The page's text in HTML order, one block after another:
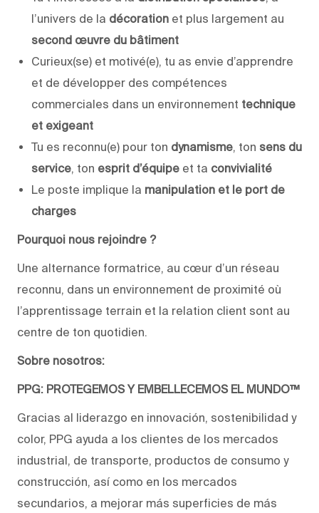
l’univers de la décoration et plus largement au
second œuvre du bâtiment
Curieux(se) et motivé(e), tu as envie d’apprendre
et de développer des compétences
commerciales dans un environnement technique
et exigeant
Tu es reconnu(e) pour ton dynamisme, ton sens du
service, ton esprit d’équipe et ta convivialité
Le poste implique la manipulation et le port de
charges
Pourquoi nous rejoindre ?
Une alternance formatrice, au cœur d’un réseau
reconnu, dans un environnement de proximité où
l’apprentissage terrain et la relation client sont au
centre de ton quotidien.
Sobre nosotros:
PPG: PROTEGEMOS Y EMBELLECEMOS EL MUNDO™
Gracias al liderazgo en innovación, sostenibilidad y
color, PPG ayuda a los clientes de los mercados
industrial, de transporte, productos de consumo y
construcción, así como en los mercados
secundarios, a mejorar más superficies de más